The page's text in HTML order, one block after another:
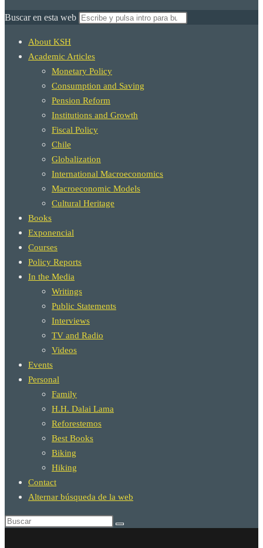
Buscar en esta web
About KSH
Academic Articles
Monetary Policy
Consumption and Saving
Pension Reform
Institutions and Growth
Fiscal Policy
Chile
Globalization
International Macroeconomics
Macroeconomic Models
Cultural Heritage
Books
Exponencial
Courses
Policy Reports
In the Media
Writings
Public Statements
Interviews
TV and Radio
Videos
Events
Personal
Family
H.H. Dalai Lama
Reforestemos
Best Books
Biking
Hiking
Contact
Alternar búsqueda de la web